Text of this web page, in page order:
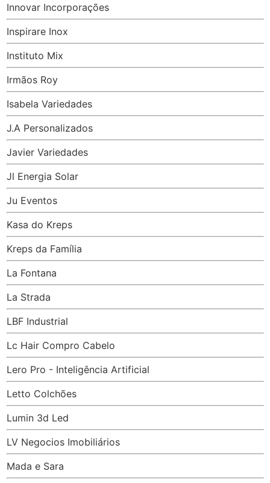
Innovar Incorporações
Inspirare Inox
Instituto Mix
Irmãos Roy
Isabela Variedades
J.A Personalizados
Javier Variedades
Jl Energia Solar
Ju Eventos
Kasa do Kreps
Kreps da Família
La Fontana
La Strada
LBF Industrial
Lc Hair Compro Cabelo
Lero Pro - Inteligência Artificial
Letto Colchões
Lumin 3d Led
LV Negocios Imobiliários
Mada e Sara